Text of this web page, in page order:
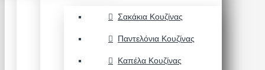
Σακάκια Κουζίνας
Παντελόνια Κουζίνας
Καπέλα Κουζίνας